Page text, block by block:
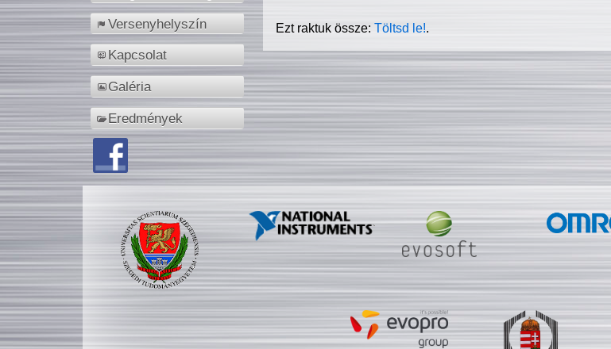
Versenyhelyszín
Kapcsolat
Galéria
Eredmények
Ezt raktuk össze:Töltsd le!.